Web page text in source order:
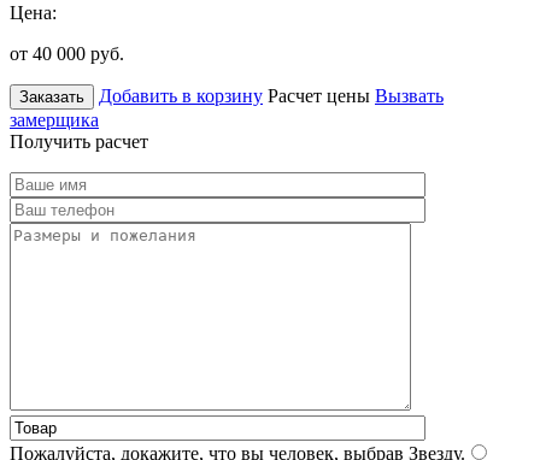
Цена:
от 40 000 руб.
Заказать Добавить в корзину Расчет цены Вызвать
замерщика
Получить расчет
Пожалуйста, докажите, что вы человек, выбрав Звезду.